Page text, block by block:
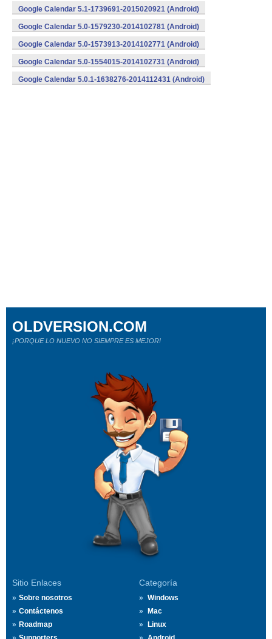
Google Calendar 5.1-1739691-2015020921 (Android)
Google Calendar 5.0-1579230-2014102781 (Android)
Google Calendar 5.0-1573913-2014102771 (Android)
Google Calendar 5.0-1554015-2014102731 (Android)
Google Calendar 5.0.1-1638276-2014112431 (Android)
Sitio Enlaces
Sobre nosotros
Contáctenos
Roadmap
Categoría
Windows
Mac
Linux
OLDVERSION.COM
¡PORQUE LO NUEVO NO SIEMPRE ES MEJOR!